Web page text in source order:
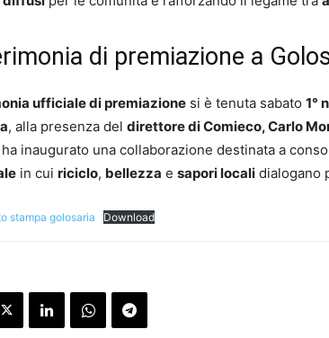
di premiazione a
ufficiale di premiazione si è tenuta sabato 1°
, alla presenza del direttore di Comieco, Carlo
ha inaugurato una collaborazione destinata a
in cui riciclo, bellezza e sapori locali dialogano
stampa golosaria Download